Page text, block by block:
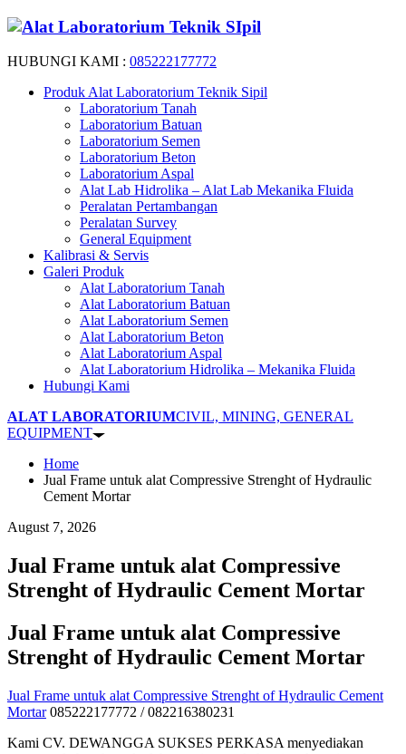
HUBUNGI KAMI : 085222177772
Produk Alat Laboratorium Teknik Sipil
Laboratorium Tanah
Laboratorium Batuan
Laboratorium Semen
Laboratorium Beton
Laboratorium Aspal
Alat Lab Hidrolika – Alat Lab Mekanika Fluida
Peralatan Pertambangan
Peralatan Survey
General Equipment
Kalibrasi & Servis
Galeri Produk
Alat Laboratorium Tanah
Alat Laboratorium Batuan
Alat Laboratorium Semen
Alat Laboratorium Beton
Alat Laboratorium Aspal
Alat Laboratorium Hidrolika – Mekanika Fluida
Hubungi Kami
ALAT LABORATORIUMCIVIL, MINING, GENERAL
EQUIPMENT
Home
Jual Frame untuk alat Compressive Strenght of Hydraulic
Cement Mortar
August 7, 2026
Jual Frame untuk alat Compressive
Strenght of Hydraulic Cement Mortar
Jual Frame untuk alat Compressive
Strenght of Hydraulic Cement Mortar
Jual Frame untuk alat Compressive Strenght of Hydraulic Cement
Mortar085222177772 / 082216380231
Kami CV. DEWANGGA SUKSES PERKASA menyediakan